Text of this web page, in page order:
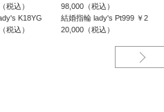
税込）
K18YG
税込）
98,000（税込）
結婚指輪 lady's Pt999 ￥2
20,000（税込）